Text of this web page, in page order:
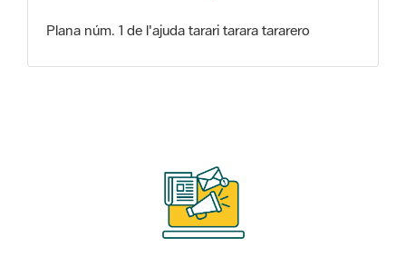
Plana núm. 1 de l'ajuda tarari tarara tararero